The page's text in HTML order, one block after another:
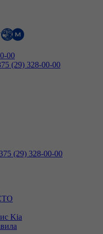
00
(29) 328-00-00
(29) 328-00-00
Kia